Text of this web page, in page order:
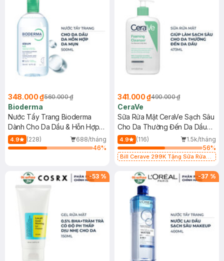
348.000 ₫560.000 ₫
Bioderma
Nước Tẩy Trang Bioderma
Dành Cho Da Dầu & Hỗn Hợp
500ml
4.9 (228)
688/tháng
46%
341.000 ₫490.000 ₫
CeraVe
Sữa Rửa Mặt CeraVe Sạch Sâu
Cho Da Thường Đến Da Dầu
473ml
4.9 (116)
1.5k/tháng
56%
Bill Cerave 299K Tặng Sữa Rửa
-53 % -37 %